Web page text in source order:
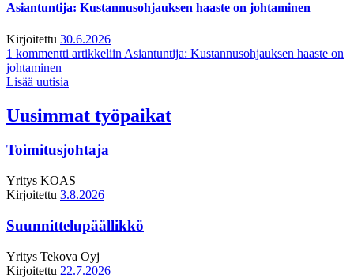
Asiantuntija: Kustannusohjauksen haaste on johtaminen
Kirjoitettu 30.6.2026
1 kommentti artikkeliin Asiantuntija: Kustannusohjauksen haaste on
johtaminen
Lisää uutisia
Uusimmat työpaikat
Toimitusjohtaja
Yritys KOAS
Kirjoitettu 3.8.2026
Suunnittelupäällikkö
Yritys Tekova Oyj
Kirjoitettu 22.7.2026